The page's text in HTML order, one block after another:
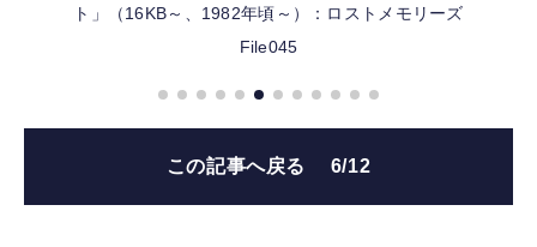
ト」（16KB～、1982年頃～）：ロストメモリーズ
File045
この記事へ戻る 6/12